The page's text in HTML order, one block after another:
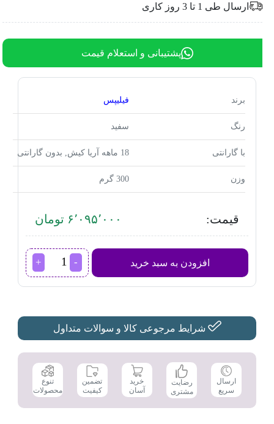
ارسال طی 1 تا 3 روز کاری
پشتیبانی و استعلام قیمت
برند فیلیپس
رنگ سفید
با گارانتی
وزن 300 گرم
قیمت: ۶٬۰۹۵٬۰۰۰ تومان
افزودن به سبد خرید
سشوار
برس
فیلیپس
مدل
BHA310
عدد
شرایط مرجوعی کالا و سوالات متداول
ارسال
سریع
رضایت
مشتری
خرید
آسان
تضمین
کیفیت
تنوع
محصولات